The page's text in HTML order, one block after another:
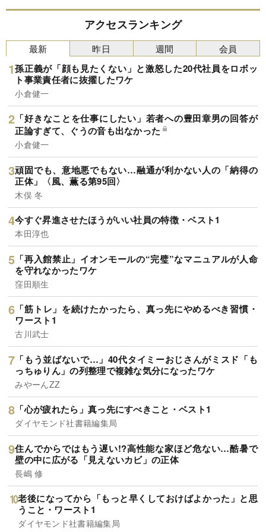
アクセスランキング
最新
孫正義が「顔も見たくない」と激怒した20代社員をロボッ
ト事業責任者に抜擢したワケ
小倉健一
「好きなことを仕事にしたい」若者への豊田章男の回答が
正論すぎて、ぐうの音も出なかった
小倉健一
頑固でも、意地悪でもない…融通が利かない人の「納得の
正体」〈風、薫る第95回〉
木俣 冬
今すぐ昇進させたほうがいい社員の特徴・ベスト1
本田淳也
「再入館禁止」イオンモールの“完璧”なマニュアルが人命
を守れなかったワケ
窪田順生
「筋トレ」を続けたかったら、真っ先にやめるべき習慣・
ワースト1
古川武士
「もう並ばないで…」40代タイミーおじさんがミスド「も
っちゅりん」の列整理で複雑な気分になったワケ
みやーんZZ
「心が疲れたら」真っ先にすべきこと・ベスト1
ダイヤモンド社書籍編集局
住んでからではもう遅い!?高性能な家ほど危ない…酷暑で
壁の中に広がる「見えないカビ」の正体
長嶋 修
老後になってから「もっと早くしておけばよかった」と思
うこと・ワースト1
ダイヤモンド社書籍編集局
昨日 週間 会員